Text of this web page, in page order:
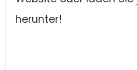
herunter!